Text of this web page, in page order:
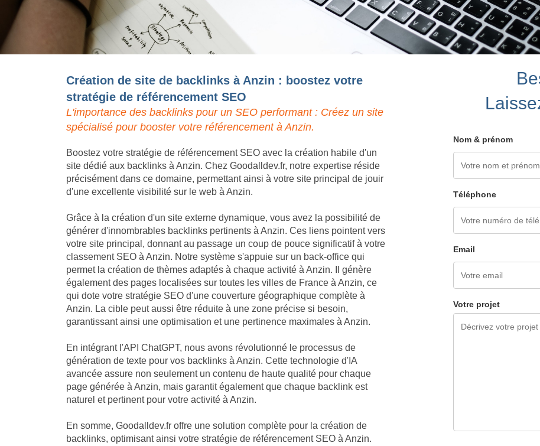
Création de site de backlinks à Anzin : boostez votre
stratégie de référencement SEO
L'importance des backlinks pour un SEO performant : Créez un site
spécialisé pour booster votre référencement à Anzin.
Boostez votre stratégie de référencement SEO avec la création habile d'un
site dédié aux backlinks à Anzin. Chez Goodalldev.fr, notre expertise réside
précisément dans ce domaine, permettant ainsi à votre site principal de jouir
d'une excellente visibilité sur le web à Anzin.
Grâce à la création d'un site externe dynamique, vous avez la possibilité de
générer d'innombrables backlinks pertinents à Anzin. Ces liens pointent vers
votre site principal, donnant au passage un coup de pouce significatif à votre
classement SEO à Anzin. Notre système s'appuie sur un back-office qui
permet la création de thèmes adaptés à chaque activité à Anzin. Il génère
également des pages localisées sur toutes les villes de France à Anzin, ce
qui dote votre stratégie SEO d'une couverture géographique complète à
Anzin. La cible peut aussi être réduite à une zone précise si besoin,
garantissant ainsi une optimisation et une pertinence maximales à Anzin.
En intégrant l'API ChatGPT, nous avons révolutionné le processus de
génération de texte pour vos backlinks à Anzin. Cette technologie d'IA
avancée assure non seulement un contenu de haute qualité pour chaque
page générée à Anzin, mais garantit également que chaque backlink est
naturel et pertinent pour votre activité à Anzin.
En somme, Goodalldev.fr offre une solution complète pour la création de
backlinks, optimisant ainsi votre stratégie de référencement SEO à Anzin.
Nom & prénom
Téléphone
Email
Votre projet